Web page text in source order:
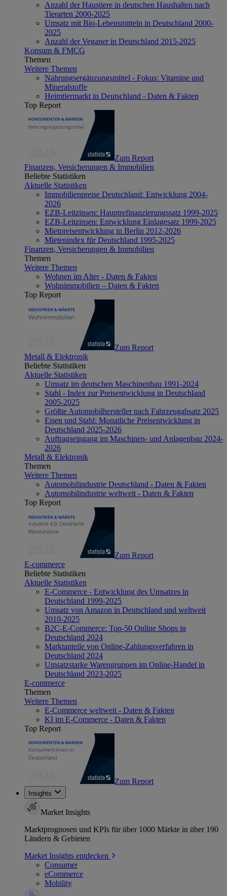
Anzahl der Haustiere in deutschen Haushalten nach
Tierarten 2000-2025
Umsatz mit Bio-Lebensmitteln in Deutschland 2000-
2025
Anzahl der Veganer in Deutschland 2015-2025
Konsum & FMCG
Themen
Weitere Themen
Nahrungsergänzungsmittel - Fokus: Vitamine und
Mineralstoffe
Heimtiermarkt in Deutschland - Daten & Fakten
Top Report
Zum Report
Finanzen, Versicherungen & Immobilien
Beliebte Statistiken
Aktuelle Statistiken
Immobilienpreise Deutschland: Entwicklung 2004-
2026
EZB-Leitzinsen: Hauptrefinanzierungssatz 1999-2025
EZB-Leitzinsen: Entwicklung Einlagesatz 1999-2025
Mietpreisentwicklung in Berlin 2012-2026
Mietenindex für Deutschland 1995-2025
Finanzen, Versicherungen & Immobilien
Themen
Weitere Themen
Wohnen im Alter - Daten & Fakten
Wohnimmobilien – Daten & Fakten
Top Report
Zum Report
Metall & Elektronik
Beliebte Statistiken
Aktuelle Statistiken
Umsatz im deutschen Maschinenbau 1991-2024
Stahl - Index zur Preisentwicklung in Deutschland
2005-2025
Größte Automobilhersteller nach Fahrzeugabsatz 2025
Eisen und Stahl: Monatliche Preisentwicklung in
Deutschland 2025-2026
Auftragseingang im Maschinen- und Anlagenbau 2024-
2026
Metall & Elektronik
Themen
Weitere Themen
Automobilindustrie Deutschland - Daten & Fakten
Automobilindustrie weltweit - Daten & Fakten
Top Report
Zum Report
E-commerce
Beliebte Statistiken
Aktuelle Statistiken
E-Commerce - Entwicklung des Umsatzes in
Deutschland 1999-2025
Umsatz von Amazon in Deutschland und weltweit
2010-2025
B2C-E-Commerce: Top-50 Online Shops in
Deutschland 2024
Marktanteile von Online-Zahlungsverfahren in
Deutschland 2024
Umsatzstarke Warengruppen im Online-Handel in
Deutschland 2023-2025
E-commerce
Themen
Weitere Themen
E-Commerce weltweit - Daten & Fakten
KI im E-Commerce - Daten & Fakten
Top Report
Zum Report
Insights
Market Insights
Marktprognosen und KPIs für über 1000 Märkte in über 190
Ländern & Gebieten
Market Insights entdecken
Consumer
eCommerce
Mobility